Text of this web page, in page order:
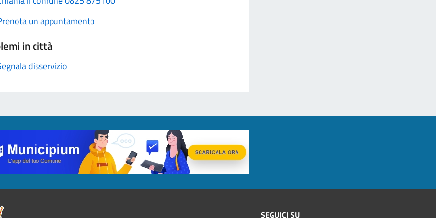
un appuntamento
in città
disservizio
SEGUICI SU